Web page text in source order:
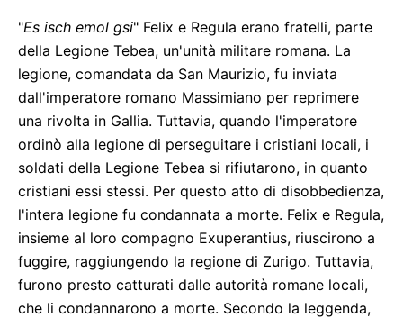
"Es isch emol gsi" Felix e Regula erano fratelli, parte
della Legione Tebea, un'unità militare romana. La
legione, comandata da San Maurizio, fu inviata
dall'imperatore romano Massimiano per reprimere
una rivolta in Gallia. Tuttavia, quando l'imperatore
ordinò alla legione di perseguitare i cristiani locali, i
soldati della Legione Tebea si rifiutarono, in quanto
cristiani essi stessi. Per questo atto di disobbedienza,
l'intera legione fu condannata a morte. Felix e Regula,
insieme al loro compagno Exuperantius, riuscirono a
fuggire, raggiungendo la regione di Zurigo. Tuttavia,
furono presto catturati dalle autorità romane locali,
che li condannarono a morte. Secondo la leggenda,